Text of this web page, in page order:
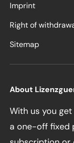
Imprint
Right of
Sitemap
About
With us you
a one-off fixed